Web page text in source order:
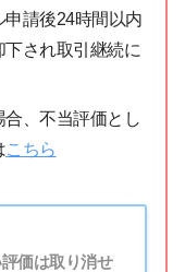
請後24時間以内
され取引継続に
、不当評価とし
こちら
評価は取り消せ